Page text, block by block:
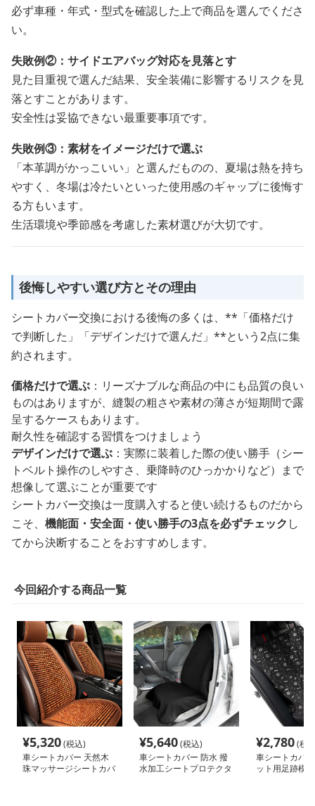
必ず車種・年式・型式を確認した上で商品を選んでくださ
い。
失敗例②：サイドエアバッグ対応を見落とす
見た目重視で選んだ結果、安全装備に影響するリスクを見
落とすことがあります。
安全性は妥協できない最重要事項です。
失敗例③：素材をイメージだけで選ぶ
「本革調がかっこいい」と選んだものの、夏場は熱を持ち
やすく、冬場は冷たいといった使用感のギャップに後悔す
る方もいます。
生活環境や季節感を考慮した素材選びが大切です。
後悔しやすい選び方とその理由
シートカバー交換における後悔の多くは、**「価格だけ
で判断した」「デザインだけで選んだ」**という2点に集
約されます。
価格だけで選ぶ ：リーズナブルな商品の中にも品質の良い
ものはありますが、縫製の粗さや素材の薄さが短期間で露
呈するケースもあります。
耐久性を確認する習慣をつけましょう
デザインだけで選ぶ ：実際に装着した際の使い勝手（シー
トベルト操作のしやすさ、乗降時のひっかかりなど）まで
想像して選ぶことが重要です
シートカバー交換は一度購入すると使い続けるものだから
こそ、 機能面・安全面・使い勝手の3点を必ずチェック し
てから決断することをおすすめします。
今回紹介する商品一覧
¥5,320(税込)
車シートカバー 天然木
珠マッサージシートカバ
¥5,640(税込)
車シートカバー 防水 撥
水加工シートプロテクタ
¥2,780(税
車シートカバ
ット用足跡模